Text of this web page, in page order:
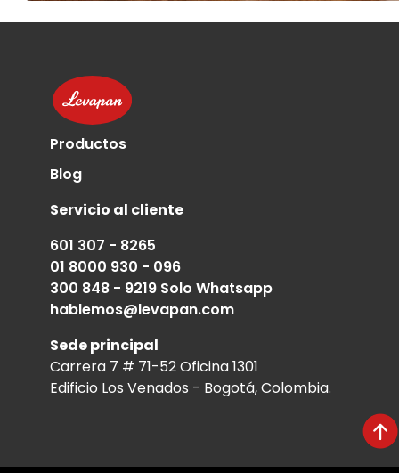
Productos
Blog
Servicio al cliente
601 307 - 8265
01 8000 930 - 096
300 848 - 9219 Solo Whatsapp
hablemos@levapan.com
Sede principal
Carrera 7 # 71-52 Oficina 1301
Edificio Los Venados - Bogotá, Colombia.